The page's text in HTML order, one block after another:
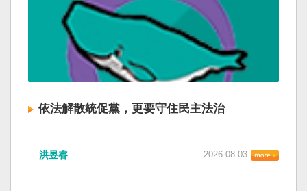
依法解散統促黨，更要守住民主法治
洪昱睿 2026-08-03